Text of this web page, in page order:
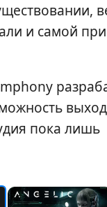
и самой
пока лишь